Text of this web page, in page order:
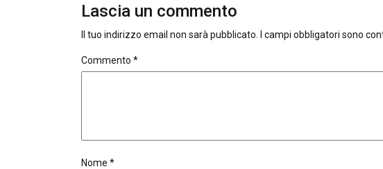
Lascia un commento
Il tuo indirizzo email non sarà pubblicato. I campi obbligatori sono
Commento *
Nome *